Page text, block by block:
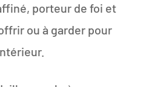
porteur de foi et
ou à garder pour